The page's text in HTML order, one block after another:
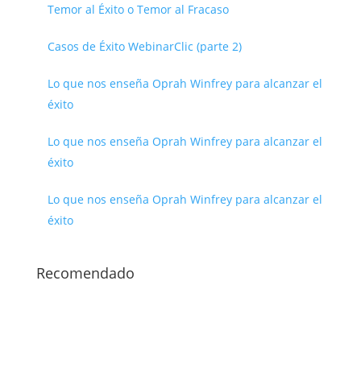
Temor al Éxito o Temor al Fracaso
Casos de Éxito WebinarClic (parte 2)
Lo que nos enseña Oprah Winfrey para alcanzar el
éxito
Lo que nos enseña Oprah Winfrey para alcanzar el
éxito
Lo que nos enseña Oprah Winfrey para alcanzar el
éxito
Recomendado